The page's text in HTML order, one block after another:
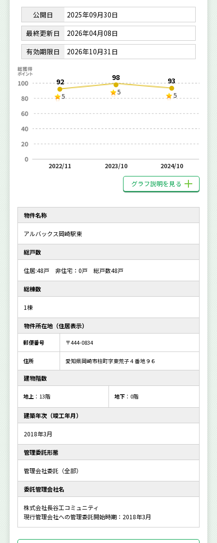
公開日
2025年09月30日
最終更新日
2026年04月08日
有効期限日
2026年10月31日
92
5
2022/11
98
5
2023/10
93
5
2024/10
グラフ説明を見る
物件名称
アルバックス岡崎駅東
総戸数
住居:48戸 非住宅：0戸 総戸数48戸
総棟数
1棟
物件所在地（住居表示）
郵便番号 〒444-0834
住所 愛知県岡崎市柱町字東荒子４番地９６
建物階数
地上 ：13階 地下：0階
建築年次（竣工年月）
2018年3月
管理委託形態
管理会社委託（全部）
委託管理会社名
株式会社長谷工コミュニティ
現行管理会社への管理委託開始時期：2018年3月